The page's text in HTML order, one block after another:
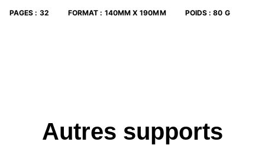
PAGES : 32 FORMAT : 140MM X 190MM POIDS :80 G
Autres supports